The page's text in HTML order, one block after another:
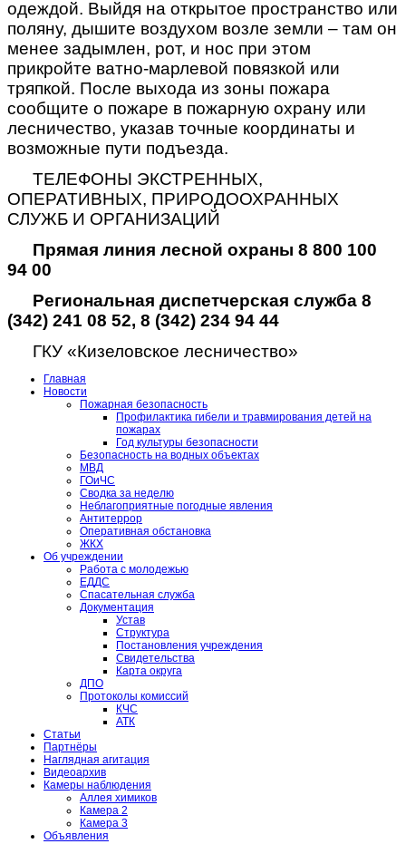
одеждой. Выйдя на открытое пространство или
поляну, дышите воздухом возле земли – там он
менее задымлен, рот, и нос при этом
прикройте ватно-марлевой повязкой или
тряпкой. После выхода из зоны пожара
сообщите о пожаре в пожарную охрану или
лесничество, указав точные координаты и
возможные пути подъезда.
ТЕЛЕФОНЫ ЭКСТРЕННЫХ,
ОПЕРАТИВНЫХ, ПРИРОДООХРАННЫХ
СЛУЖБ И ОРГАНИЗАЦИЙ
Прямая линия лесной охраны 8 800 100
94 00
Региональная диспетчерская служба 8
(342) 241 08 52, 8 (342) 234 94 44
ГКУ «Кизеловское лесничество»
Главная
Новости
Пожарная безопасность
Профилактика гибели и травмирования детей на
пожарах
Год культуры безопасности
Безопасность на водных объектах
МВД
ГОиЧС
Сводка за неделю
Неблагоприятные погодные явления
Антитеррор
Оперативная обстановка
ЖКХ
Об учреждении
Работа с молодежью
ЕДДС
Спасательная служба
Документация
Устав
Структура
Постановления учреждения
Свидетельства
Карта округа
ДПО
Протоколы комиссий
КЧС
АТК
Статьи
Партнёры
Наглядная агитация
Видеоархив
Камеры наблюдения
Аллея химиков
Камера 2
Камера 3
Объявления